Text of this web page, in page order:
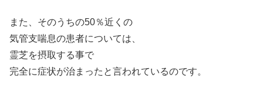
また、そのうちの50％近くの
気管支喘息の患者については、
霊芝を摂取する事で
完全に症状が治まったと言われているのです。